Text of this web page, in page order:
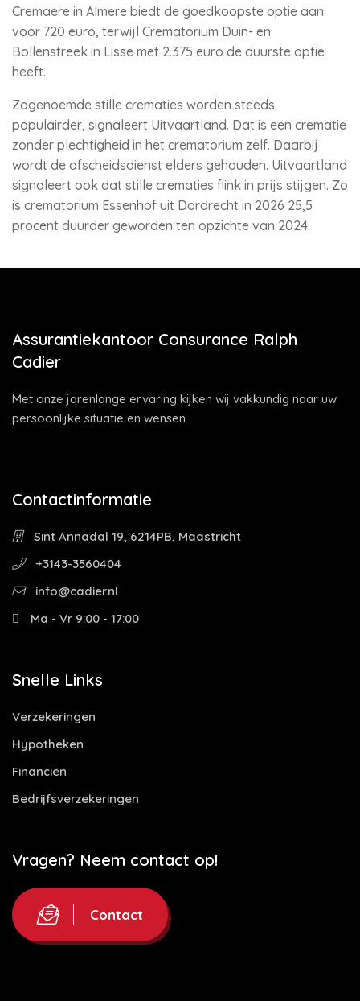
Cremaere in Almere biedt de goedkoopste optie aan
voor 720 euro, terwijl Crematorium Duin- en
Bollenstreek in Lisse met 2.375 euro de duurste optie
heeft.
Zogenoemde stille crematies worden steeds
populairder, signaleert Uitvaartland. Dat is een crematie
zonder plechtigheid in het crematorium zelf. Daarbij
wordt de afscheidsdienst elders gehouden. Uitvaartland
signaleert ook dat stille crematies flink in prijs stijgen. Zo
is crematorium Essenhof uit Dordrecht in 2026 25,5
procent duurder geworden ten opzichte van 2024.
Assurantiekantoor Consurance Ralph
Cadier
Met onze jarenlange ervaring kijken wij vakkundig naar uw
persoonlijke situatie en wensen.
Contactinformatie
Sint Annadal 19, 6214PB, Maastricht
+3143-3560404
info@cadier.nl
Ma - Vr 9:00 - 17:00
Snelle Links
Verzekeringen
Hypotheken
Financiën
Bedrijfsverzekeringen
Vragen? Neem contact op!
Contact